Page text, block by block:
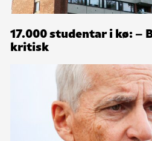
17.000 studentar i kø: –
kritisk